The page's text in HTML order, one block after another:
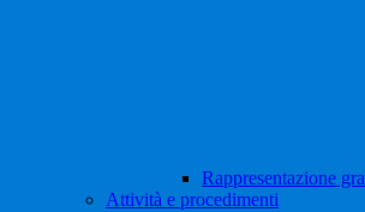
Rappresentazione
Attività e procedimenti